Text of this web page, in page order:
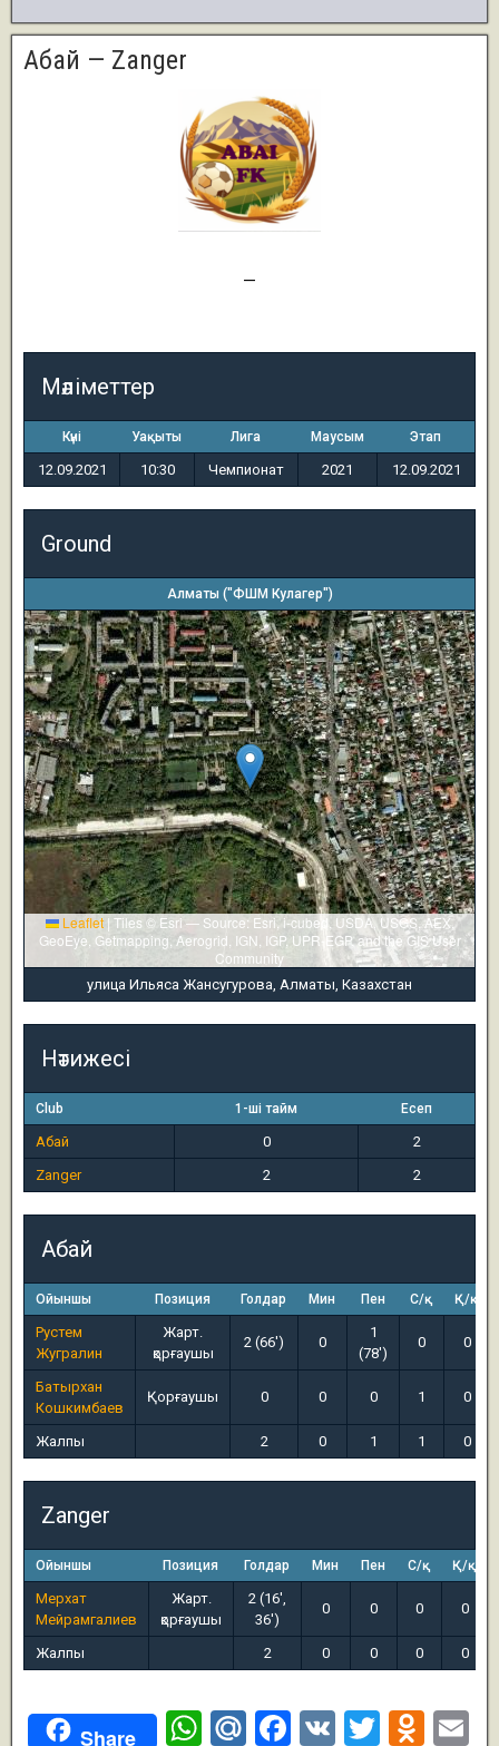
Абай — Zanger
—
Мәліметтер
Күні Уақыты Лига Маусым Этап
12.09.2021 10:30 Чемпионат 2021 12.09.2021
Ground
Алматы ("ФШМ Кулагер")
Leaflet | Tiles © Esri — Source: Esri, i-cubed, USDA, USGS, AEX,
GeoEye, Getmapping, Aerogrid, IGN, IGP, UPR-EGP, and the GIS User
Community
улица Ильяса Жансугурова, Алматы, Казахстан
Нәтижесі
Club 1-ші тайм Есеп
Абай 0
2
Zanger
2 2
Абай
Ойыншы Позиция Голдар Мин Пен С/қ Қ/қ
Рустем
Жугралин
Жарт.
қорғаушы
2 (66') 0
1
(78')
0 0
Батырхан
Кошкимбаев
Қорғаушы 0 0 0 1 0
Жалпы 2 0 1 1 0
Zanger
Ойыншы Позиция Голдар Мин Пен С/қ Қ/қ
Мерхат
Мейрамгалиев
Жарт.
қорғаушы
2 (16',
36')
0 0 0 0
Жалпы 2 0 0 0 0
Share
W
M
F
V
T
O